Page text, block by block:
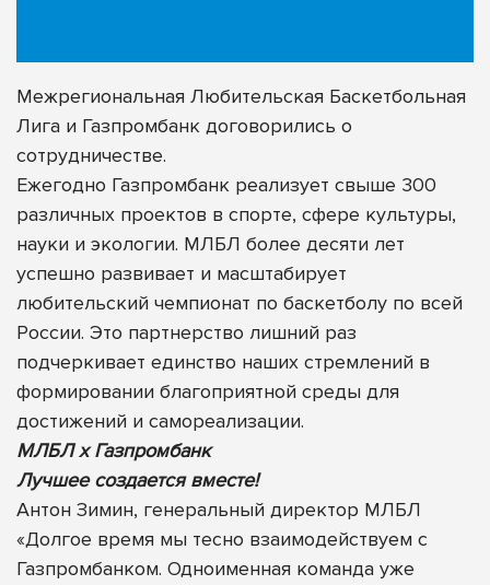
Межрегиональная Любительская Баскетбольная
Лига и Газпромбанк договорились о
сотрудничестве.
Ежегодно Газпромбанк реализует свыше 300
различных проектов в спорте, сфере культуры,
науки и экологии. МЛБЛ более десяти лет
успешно развивает и масштабирует
любительский чемпионат по баскетболу по всей
России. Это партнерство лишний раз
подчеркивает единство наших стремлений в
формировании благоприятной среды для
достижений и самореализации.
МЛБЛ х Газпромбанк
Лучшее создается вместе!
Антон Зимин, генеральный директор МЛБЛ
«Долгое время мы тесно взаимодействуем с
Газпромбанком. Одноименная команда уже